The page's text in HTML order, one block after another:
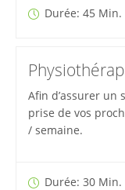
Durée: 45 Min.
Afin d’assurer un
prise de vos
/ semaine.
Durée: 30 Min.